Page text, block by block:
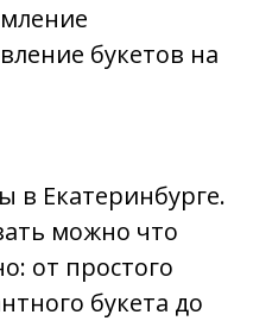
букетов на
в Екатеринбурге.
можно что
от простого
букета до